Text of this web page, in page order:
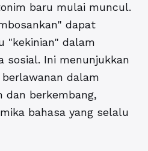
baru mulai muncul.
dapat
"kekinian" dalam
sosial. Ini menunjukkan
dalam
dan berkembang,
bahasa yang selalu